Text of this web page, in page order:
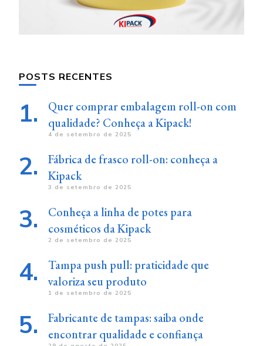
POSTS RECENTES
Quer comprar embalagem roll-on com
qualidade? Conheça a Kipack!
4 de setembro de 2025
Fábrica de frasco roll-on: conheça a
Kipack
3 de setembro de 2025
Conheça a linha de potes para
cosméticos da Kipack
2 de setembro de 2025
Tampa push pull: praticidade que
valoriza seu produto
1 de setembro de 2025
Fabricante de tampas: saiba onde
encontrar qualidade e confiança